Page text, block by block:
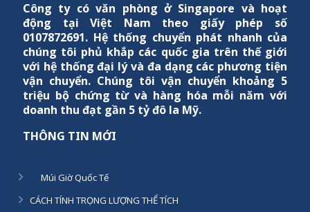
Công ty có văn phòng ở Singapore và hoạt
động tại Việt Nam theo giấy phép số
0107872691. Hệ thống chuyển phát nhanh của
chúng tôi phủ khắp các quốc gia trên thế giới
với hệ thống đại lý và đa dạng các phương tiện
vận chuyển. Chúng tôi vận chuyển khoảng 5
triệu bộ chứng từ và hàng hóa mỗi năm với
doanh thu đạt gần 5 tỷ đô la Mỹ.
THÔNG TIN MỚI
Múi Giờ Quốc Tế
CÁCH TÍNH TRỌNG LƯỢNG THỂ TÍCH